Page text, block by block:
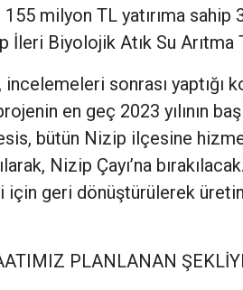
milyon TL yatırıma
İleri Biyolojik Atık Su Arıtma
incelemeleri sonrası yaptığı
en geç 2023 yılının
bütün Nizip ilçesine
Nizip Çayı’na
için geri dönüştürülerek
PLANLANAN